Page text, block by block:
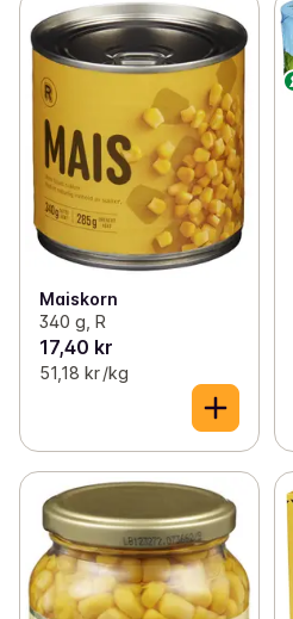
Maiskorn
340 g, R
17,40 kr
51,18 kr /kg